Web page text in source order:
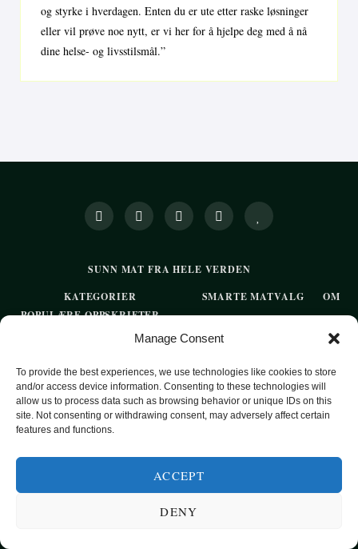
Manage Consent
To provide the best experiences, we use technologies like cookies to store
and/or access device information. Consenting to these technologies will
allow us to process data such as browsing behavior or unique IDs on this
site. Not consenting or withdrawing consent, may adversely affect certain
features and functions.
ACCEPT
DENY
og styrke i hverdagen. Enten du er ute etter raske løsninger
eller vil prøve noe nytt, er vi her for å hjelpe deg med å nå
dine helse- og livsstilsmål.”
SUNN MAT FRA HELE VERDEN
KATEGORIER
POPULÆRE OPPSKRIFTER
HOVEDRETTER
PASTA
SUPPER
MAT FOR VEGETARIANERE
SMARTE MATVALG OM